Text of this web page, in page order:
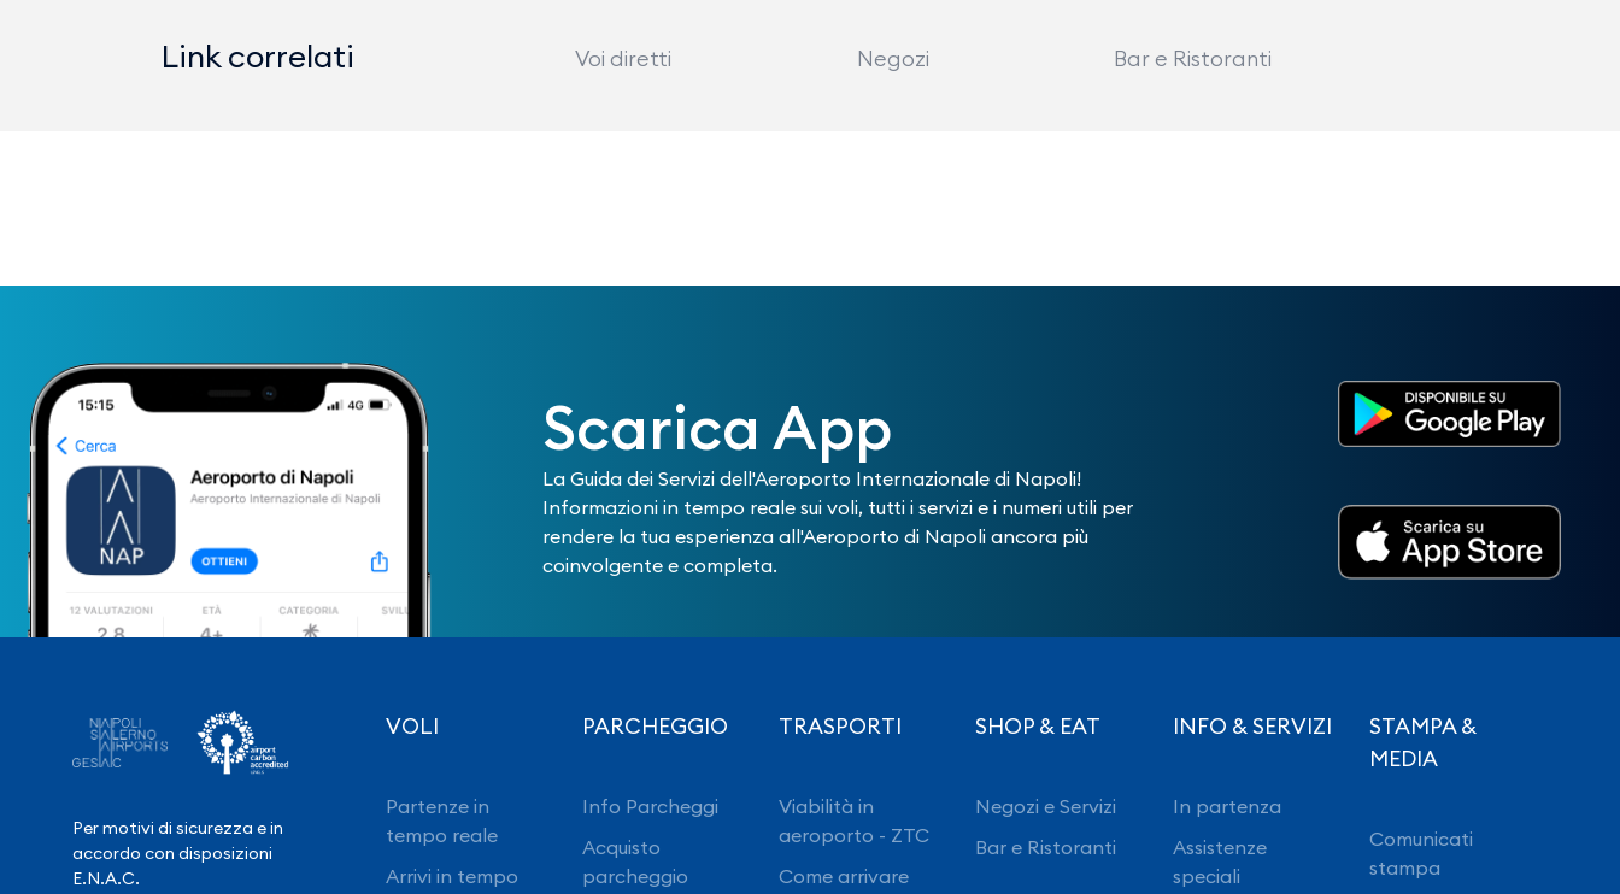
Link correlati Voi diretti Negozi Bar e Ristoranti
Scarica App
La Guida dei Servizi dell'Aeroporto Internazionale di Napoli!
Informazioni in tempo reale sui voli, tutti i servizi e i numeri utili per
rendere la tua esperienza all'Aeroporto di Napoli ancora più
coinvolgente e completa.
Per motivi di sicurezza e in
accordo con disposizioni
E.N.A.C.
VOLI
Partenze in
tempo reale
Arrivi in tempo
PARCHEGGIO
Info Parcheggi
Acquisto
parcheggio
TRASPORTI
Viabilità in
aeroporto - ZTC
Come arrivare
SHOP & EAT
Negozi e Servizi
Bar e Ristoranti
INFO & SERVIZI
In partenza
Assistenze
speciali
STAMPA &
MEDIA
Comunicati
stampa